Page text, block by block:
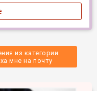
из категории
мне на почту